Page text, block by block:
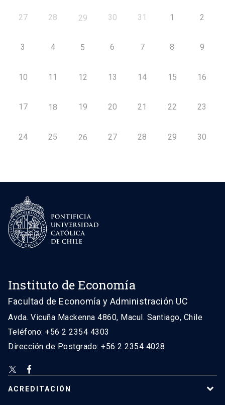
27 28 29 30 31 1 2
3 4 5 6 7 8 9
10 11 12 13 14 15 16
17 18 19 20 21 22 23
24 25 26 27 28 29 30
Instituto de Economía
Facultad de Economía y Administración UC
Avda. Vicuña Mackenna 4860, Macul. Santiago, Chile
Teléfono: +56 2 2354 4303
Dirección de Postgrado: +56 2 2354 4028
ACREDITACIÓN